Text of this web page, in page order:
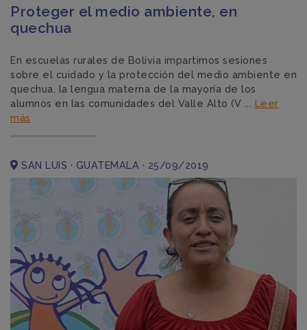
Proteger el medio ambiente, en
quechua
En escuelas rurales de Bolivia impartimos sesiones
sobre el cuidado y la protección del medio ambiente en
quechua, la lengua materna de la mayoría de los
alumnos en las comunidades del Valle Alto (V ... Leer
más
SAN LUIS · GUATEMALA · 25/09/2019